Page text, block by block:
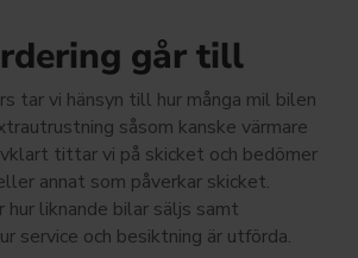
går till
tar vi hänsyn till hur många mil bilen
såsom kanske värmare
tittar vi på skicket och bedömer
annat som påverkar skicket.
liknande bilar säljs samt
service och besiktning är utförda.